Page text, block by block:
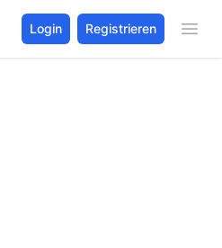
Login Registrieren